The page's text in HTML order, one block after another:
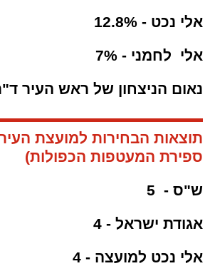
אלי נכט - 12.8%
אלי לחמני - 7%
נאום הניצחון של ראש העיר
תוצאות הבחירות למועצת
ספירת המעטפות הכפולות)
ש"ס - 5
אגודת ישראל - 4
אלי נכט למועצה - 4